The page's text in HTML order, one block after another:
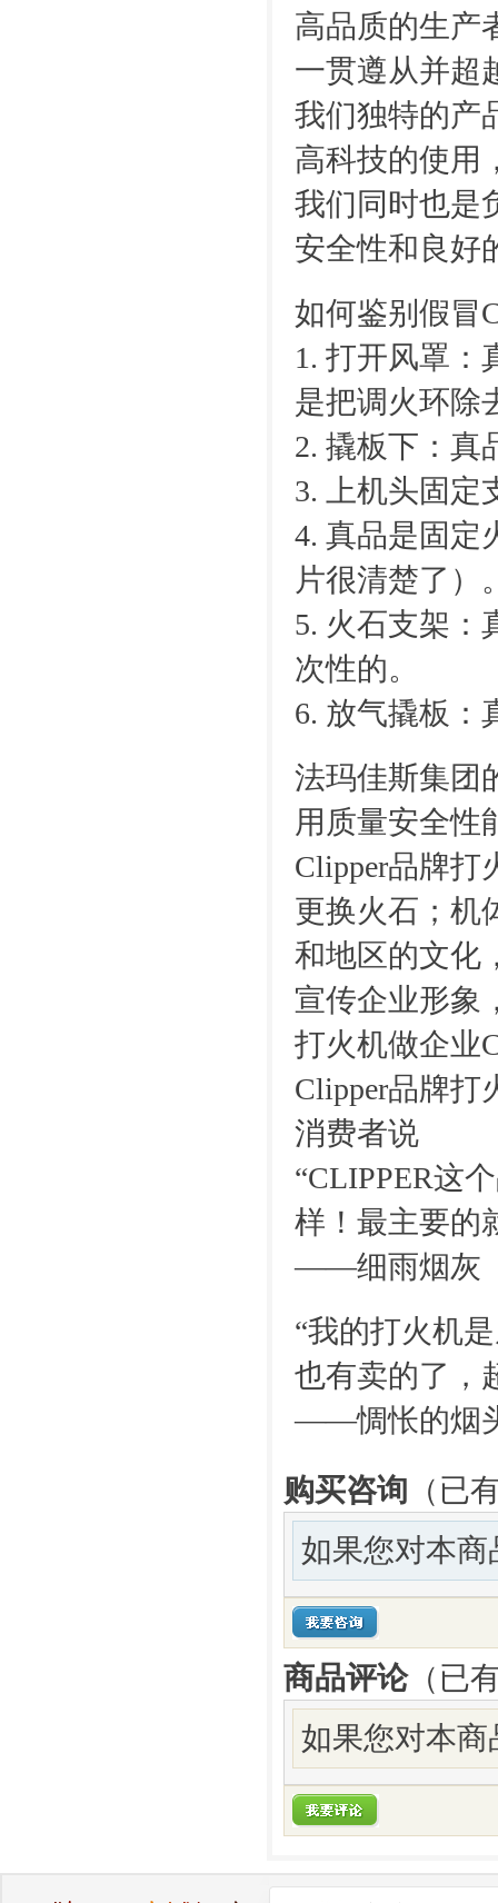
高品质的生产
一贯遵从并超
我们独特的产
高科技的使用
我们同时也是
安全性和良好
如何鉴别假冒
1. 打开风罩：
是把调火环除
2. 撬板下：真
3. 上机头固定
4. 真品是固定
片很清楚了）
5. 火石支架：
次性的。
6. 放气撬板：
法玛佳斯集团
用质量安全性
Clipper品牌打
更换火石；机
和地区的文化
宣传企业形象
打火机做企业
Clipper品牌打
消费者说
“CLIPPER这
样！最主要的
——细雨烟灰
“我的打火机
也有卖的了，
——惆怅的烟
购买咨询 （已
如果您对本
商品评论（已
如果您对本